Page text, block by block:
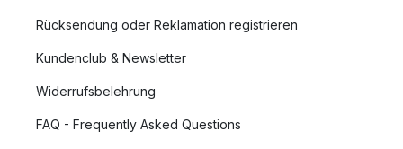
Rücksendung oder Reklamation registrieren
Kundenclub & Newsletter
Widerrufsbelehrung
FAQ - Frequently Asked Questions